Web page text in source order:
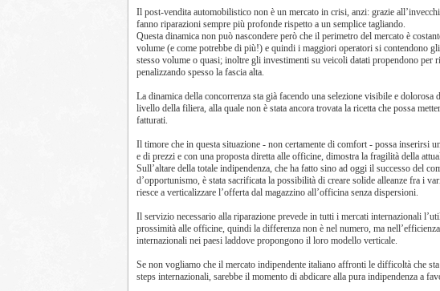
Il post-vendita automobilistico non è un mercato in crisi, anzi: grazie
fanno riparazioni sempre più profonde rispetto a un semplice tagliando.
Questa dinamica non può nascondere però che il perimetro del mercato è
volume (e come potrebbe di più!) e quindi i maggiori operatori si contendono
stesso volume o quasi; inoltre gli investimenti su veicoli datati propendono per
penalizzando spesso la fascia alta.
La dinamica della concorrenza sta già facendo una selezione visibile e dolorosa
livello della filiera, alla quale non è stata ancora trovata la ricetta che possa
fatturati.
Il timore che in questa situazione - non certamente di comfort - possa inserirsi
e di prezzi e con una proposta diretta alle officine, dimostra la fragilità della
Sull’altare della totale indipendenza, che ha fatto sino ad oggi il successo del
d’opportunismo, è stata sacrificata la possibilità di creare solide alleanze fra i
riesce a verticalizzare l’offerta dal magazzino all’officina senza dispersioni.
Il servizio necessario alla riparazione prevede in tutti i mercati internazionali
prossimità alle officine, quindi la differenza non è nel numero, ma
internazionali nei paesi laddove propongono il loro modello verticale.
Se non vogliamo che il mercato indipendente italiano affronti le difficoltà che
steps internazionali, sarebbe il momento di abdicare alla pura indipendenza a